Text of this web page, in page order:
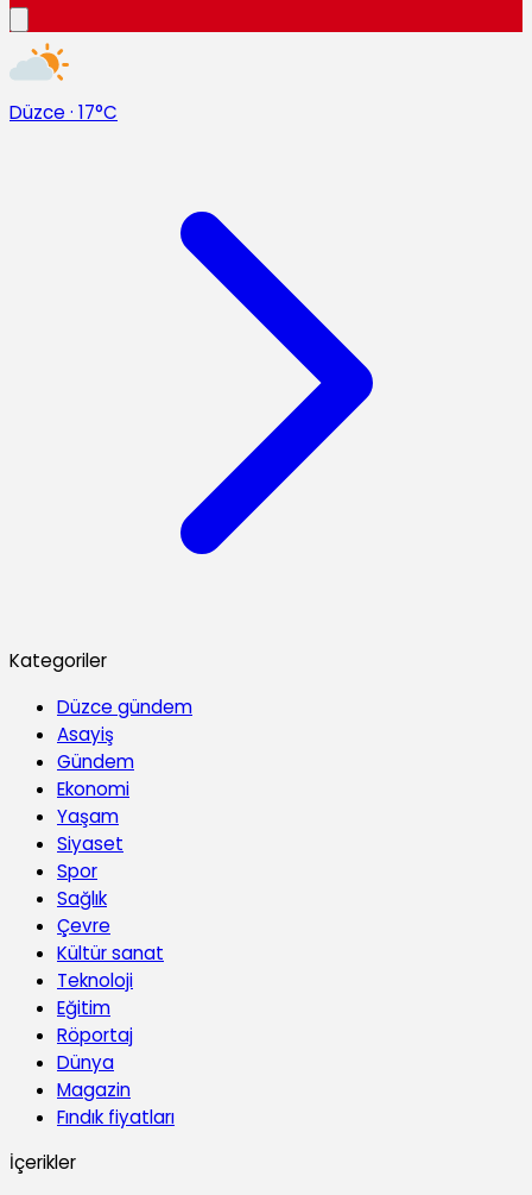
Düzce · 17°C
Kategoriler
Düzce gündem
Asayiş
Gündem
Ekonomi
Yaşam
Siyaset
Spor
Sağlık
Çevre
Kültür sanat
Teknoloji
Eğitim
Röportaj
Dünya
Magazin
Fındık fiyatları
İçerikler